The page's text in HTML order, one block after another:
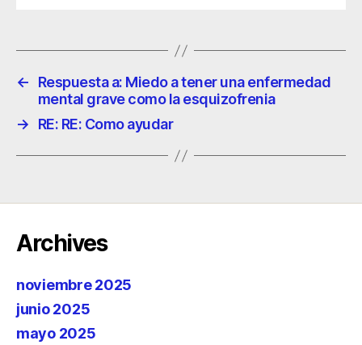
←
Respuesta a: Miedo a tener una enfermedad
mental grave como la esquizofrenia
→
RE: RE: Como ayudar
Archives
noviembre 2025
junio 2025
mayo 2025